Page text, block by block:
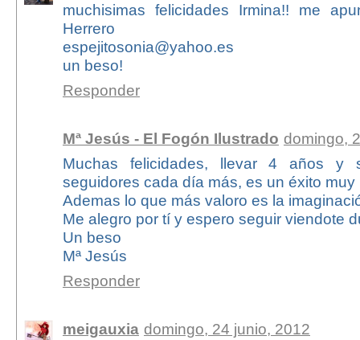
muchisimas felicidades Irmina!! me
Herrero
espejitosonia@yahoo.es
un beso!
Responder
Mª Jesús - El Fogón Ilustrado domingo,
Muchas felicidades, llevar 4 años y
seguidores cada día más, es un éxito muy
Ademas lo que más valoro es la
Me alegro por tí y espero seguir viendote
Un beso
Mª Jesús
Responder
meigauxia domingo, 24 junio, 2012